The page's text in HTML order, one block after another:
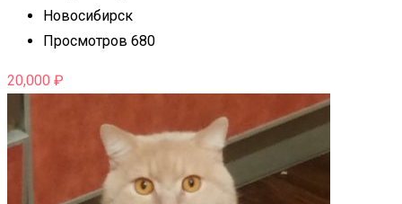
Новосибирск
Просмотров 680
20,000 ₽